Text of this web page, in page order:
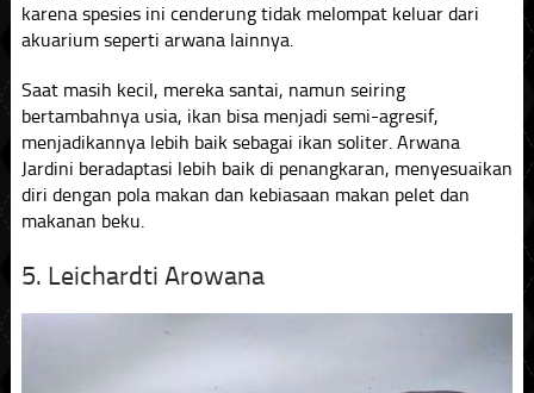
karena spesies ini cenderung tidak melompat keluar dari
akuarium seperti arwana lainnya.
Saat masih kecil, mereka santai, namun seiring
bertambahnya usia, ikan bisa menjadi semi-agresif,
menjadikannya lebih baik sebagai ikan soliter. Arwana
Jardini beradaptasi lebih baik di penangkaran, menyesuaikan
diri dengan pola makan dan kebiasaan makan pelet dan
makanan beku.
5. Leichardti Arowana